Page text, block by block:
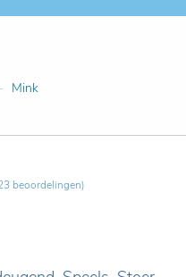
Mink
beoordelingen)